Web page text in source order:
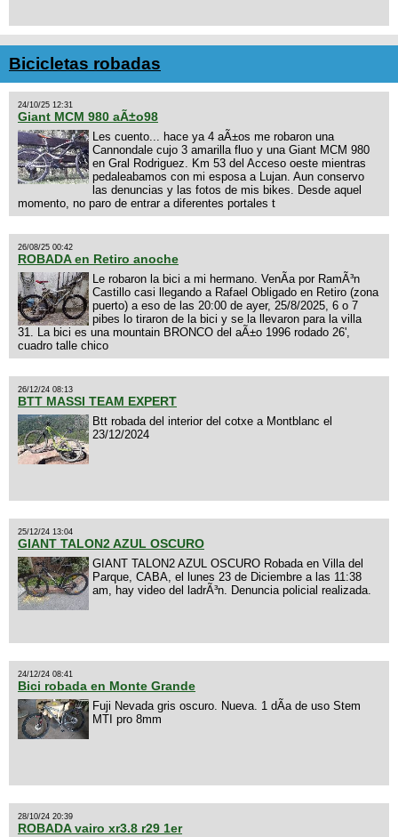
Bicicletas robadas
24/10/25 12:31
Giant MCM 980 aÃ±o98
Les cuento... hace ya 4 aÃ±os me robaron una
Cannondale cujo 3 amarilla fluo y una Giant MCM 980
en Gral Rodriguez. Km 53 del Acceso oeste mientras
pedaleabamos con mi esposa a Lujan. Aun conservo
las denuncias y las fotos de mis bikes. Desde aquel
momento, no paro de entrar a diferentes portales t
26/08/25 00:42
ROBADA en Retiro anoche
Le robaron la bici a mi hermano. VenÃ­a por RamÃ³n
Castillo casi llegando a Rafael Obligado en Retiro (zona
puerto) a eso de las 20:00 de ayer, 25/8/2025, 6 o 7
pibes lo tiraron de la bici y se la llevaron para la villa
31. La bici es una mountain BRONCO del aÃ±o 1996 rodado 26',
cuadro talle chico
26/12/24 08:13
BTT MASSI TEAM EXPERT
Btt robada del interior del cotxe a Montblanc el
23/12/2024
25/12/24 13:04
GIANT TALON2 AZUL OSCURO
GIANT TALON2 AZUL OSCURO Robada en Villa del
Parque, CABA, el lunes 23 de Diciembre a las 11:38
am, hay video del ladrÃ³n. Denuncia policial realizada.
24/12/24 08:41
Bici robada en Monte Grande
Fuji Nevada gris oscuro. Nueva. 1 dÃ­a de uso Stem
MTI pro 8mm
28/10/24 20:39
ROBADA vairo xr3.8 r29 1er